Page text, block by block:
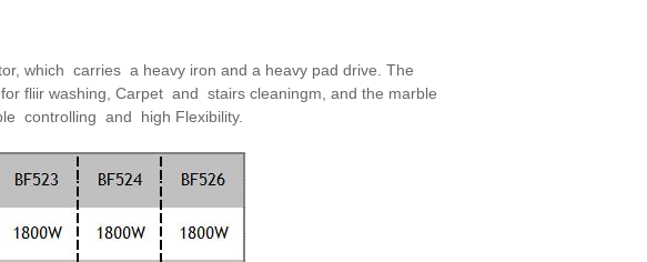
which carries a heavy iron and a heavy pad drive. The
fliir washing, Carpet and stairs cleaningm, and the marble
controlling and high Flexibility.